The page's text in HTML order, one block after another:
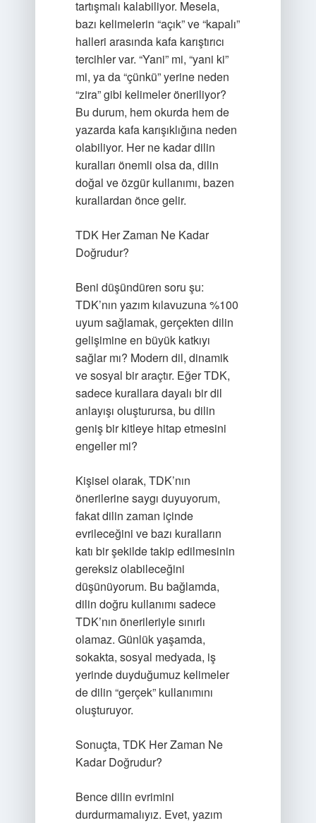
tartışmalı kalabiliyor. Mesela,
bazı kelimelerin “açık” ve “kapalı”
halleri arasında kafa karıştırıcı
tercihler var. “Yani” mi, “yani ki”
mi, ya da “çünkü” yerine neden
“zira” gibi kelimeler öneriliyor?
Bu durum, hem okurda hem de
yazarda kafa karışıklığına neden
olabiliyor. Her ne kadar dilin
kuralları önemli olsa da, dilin
doğal ve özgür kullanımı, bazen
kurallardan önce gelir.
TDK Her Zaman Ne Kadar
Doğrudur?
Beni düşündüren soru şu:
TDK’nın yazım kılavuzuna %100
uyum sağlamak, gerçekten dilin
gelişimine en büyük katkıyı
sağlar mı? Modern dil, dinamik
ve sosyal bir araçtır. Eğer TDK,
sadece kurallara dayalı bir dil
anlayışı oluşturursa, bu dilin
geniş bir kitleye hitap etmesini
engeller mi?
Kişisel olarak, TDK’nın
önerilerine saygı duyuyorum,
fakat dilin zaman içinde
evrileceğini ve bazı kuralların
katı bir şekilde takip edilmesinin
gereksiz olabileceğini
düşünüyorum. Bu bağlamda,
dilin doğru kullanımı sadece
TDK’nın önerileriyle sınırlı
olamaz. Günlük yaşamda,
sokakta, sosyal medyada, iş
yerinde duyduğumuz kelimeler
de dilin “gerçek” kullanımını
oluşturuyor.
Sonuçta, TDK Her Zaman Ne
Kadar Doğrudur?
Bence dilin evrimini
durdurmamalıyız. Evet, yazım